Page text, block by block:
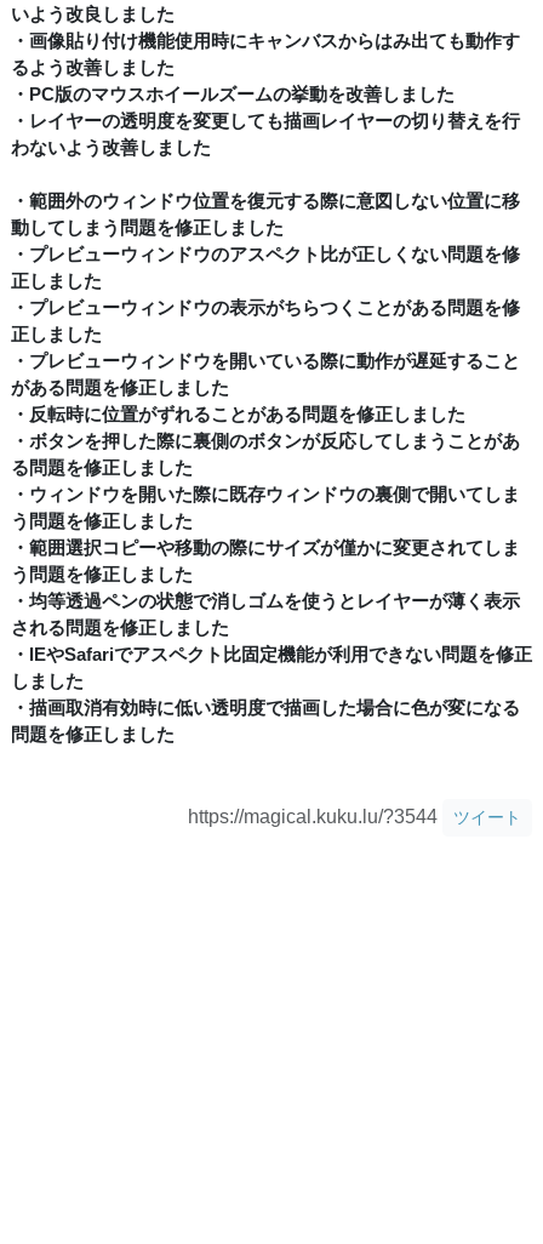
いよう改良しました
・画像貼り付け機能使用時にキャンバスからはみ出ても動作す
るよう改善しました
・PC版のマウスホイールズームの挙動を改善しました
・レイヤーの透明度を変更しても描画レイヤーの切り替えを行
わないよう改善しました
・範囲外のウィンドウ位置を復元する際に意図しない位置に移
動してしまう問題を修正しました
・プレビューウィンドウのアスペクト比が正しくない問題を修
正しました
・プレビューウィンドウの表示がちらつくことがある問題を修
正しました
・プレビューウィンドウを開いている際に動作が遅延すること
がある問題を修正しました
・反転時に位置がずれることがある問題を修正しました
・ボタンを押した際に裏側のボタンが反応してしまうことがあ
る問題を修正しました
・ウィンドウを開いた際に既存ウィンドウの裏側で開いてしま
う問題を修正しました
・範囲選択コピーや移動の際にサイズが僅かに変更されてしま
う問題を修正しました
・均等透過ペンの状態で消しゴムを使うとレイヤーが薄く表示
される問題を修正しました
・IEやSafariでアスペクト比固定機能が利用できない問題を修正
しました
・描画取消有効時に低い透明度で描画した場合に色が変になる
問題を修正しました
https://magical.kuku.lu/?3544 ツイート